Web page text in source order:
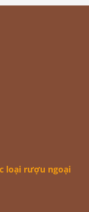
loại rượu ngoại